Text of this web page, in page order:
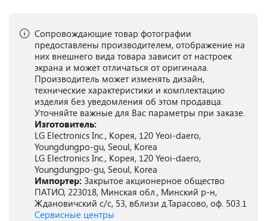
Сопровождающие товар фотографии
предоставлены производителем, отображение на
них внешнего вида товара зависит от настроек
экрана и может отличаться от оригинала.
Производитель может изменять дизайн,
технические характеристики и комплектацию
изделия без уведомления об этом продавца.
Уточняйте важные для Вас параметры при заказе.
Изготовитель:
LG Electronics Inc., Корея, 120 Yeoi-daero,
Youngdungpo-gu, Seoul, Korea
LG Electronics Inc., Корея, 120 Yeoi-daero,
Youngdungpo-gu, Seoul, Korea
Импортер: Закрытое акционерное общество
ПАТИО, 223018, Минская обл., Минский р-н,
Ждановичский с/с, 53, вблизи д.Тарасово, оф. 503.1
Сервисные центры